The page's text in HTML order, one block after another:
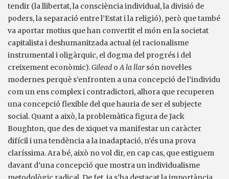
tendir (la llibertat, la consciència individual, la divisió de
poders, la separació entre l’Estat i la religió), però que també
va aportar motius que han convertit el món en la societat
capitalista i deshumanitzada actual (el racionalisme
instrumental i oligàrquic, el dogma del progrés i del
creixement econòmic).Gilead o A la llar són novel·les
modernes perquè s’enfronten a una concepció de l’individu
com un ens complex i contradictori, alhora que recuperen
una concepció flexible del que hauria de ser el subjecte
social. Quant a això, la problemàtica figura de Jack
Boughton, que des de xiquet va manifestar un caràcter
difícil i una tendència a la inadaptació, n’és una prova
claríssima. Ara bé, això no vol dir, en cap cas, que estiguem
davant d’una concepció que mostra un individualisme